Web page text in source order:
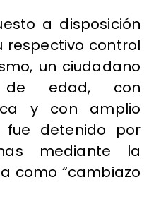
a disposición
respectivo control
un ciudadano
de edad, con
y con amplio
fue detenido por
mediante la
como “cambiazo